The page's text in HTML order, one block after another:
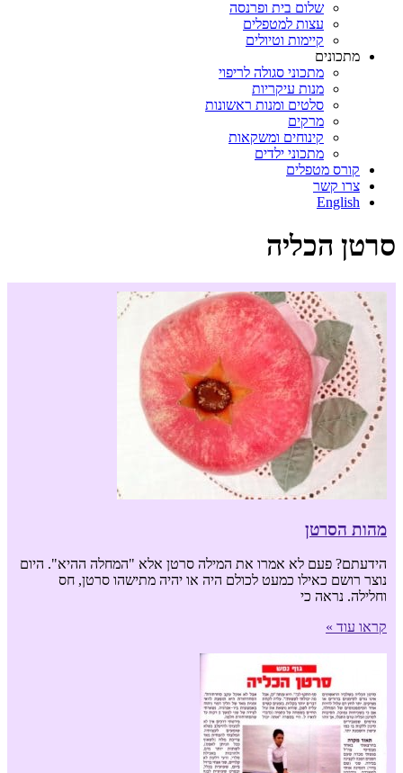
שלום בית ופרנסה
עצות למטפלים
קיימות וטיולים
מתכונים
מתכוני סגולה לריפוי
מנות עיקריות
סלטים ומנות ראשונות
מרקים
קינוחים ומשקאות
מתכוני ילדים
קורס מטפלים
צרו קשר
English
סרטן הכליה
מהות הסרטן
הידעתם? פעם לא אמרו את המילה סרטן אלא "המחלה ההיא". היום
נוצר רושם כאילו כמעט לכולם היה או יהיה מתישהו סרטן, חס
וחלילה. נראה כי
קראו עוד »